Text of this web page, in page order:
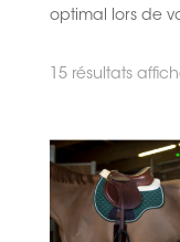
optimal lors de
15 résultats